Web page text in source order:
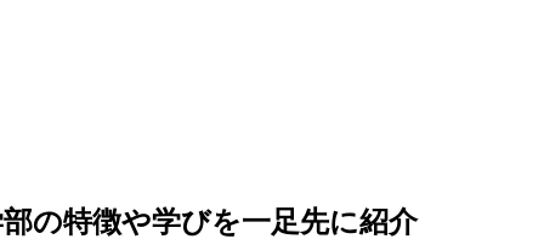
の特徴や学びを一足先に紹介